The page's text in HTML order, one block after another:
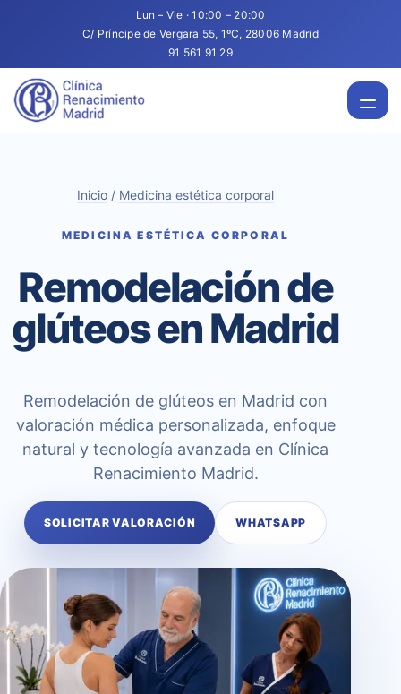
Lun – Vie · 10:00 – 20:00
C/ Príncipe de Vergara 55, 1ºC, 28006 Madrid
91 561 91 29
Inicio / Medicina estética corporal
MEDICINA ESTÉTICA CORPORAL
Remodelación de
glúteos en Madrid
Remodelación de glúteos en Madrid con
valoración médica personalizada, enfoque
natural y tecnología avanzada en Clínica
Renacimiento Madrid.
SOLICITAR VALORACIÓN WHATSAPP